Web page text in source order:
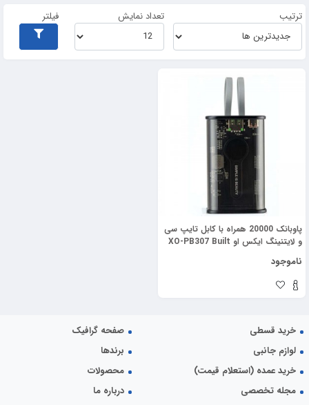
ترتیب تعداد نمایش فیلتر
پاوبانک 20000 همراه با کابل تایپ سی
و لایتنینگ ایکس او XO-PB307 Built
ناموجود
خرید قسطی
صفحه گرافیک
لوازم جانبی
برندها
خرید عمده (استعلام قیمت)
محصولات
مجله تخصصی
درباره ما